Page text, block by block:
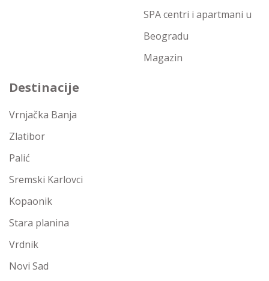
SPA centri i apartmani u
Beogradu
Magazin
Destinacije
Vrnjačka Banja
Zlatibor
Palić
Sremski Karlovci
Kopaonik
Stara planina
Vrdnik
Novi Sad